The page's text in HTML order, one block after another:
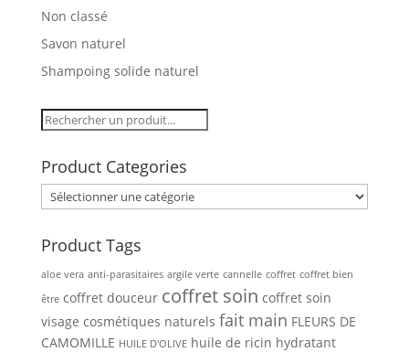
Non classé
Savon naturel
Shampoing solide naturel
Product Categories
Product Tags
aloe vera anti-parasitaires argile verte cannelle coffret coffret bien
être coffret douceur coffret soin coffret soin
visage cosmétiques naturels fait main FLEURS DE
CAMOMILLE HUILE D'OLIVE huile de ricin hydratant